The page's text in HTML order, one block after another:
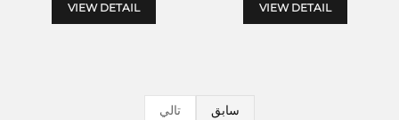
VIEW DETAIL
VIEW DETAIL
سابق تالي